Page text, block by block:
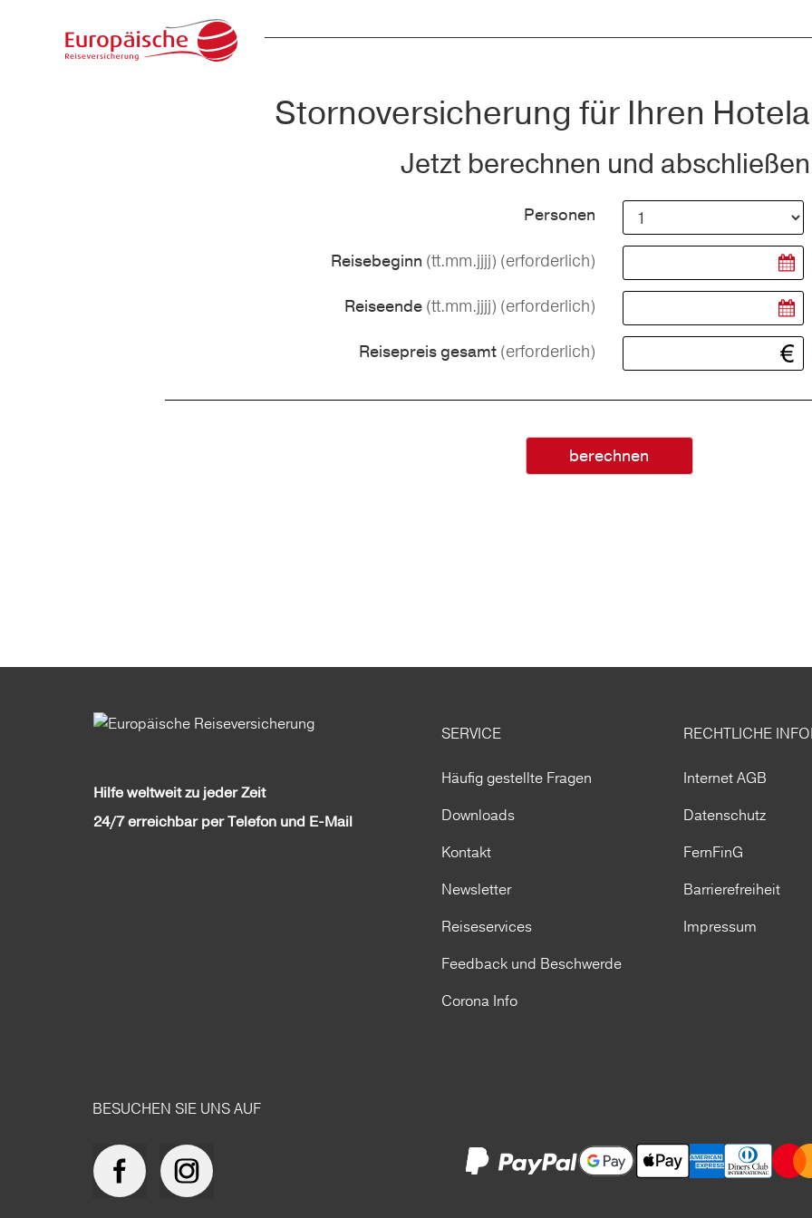
Stornoversicherung für Ihren
Jetzt berechnen und
Personen
Reisebeginn (tt.mm.jjjj) (erforderlich)
Reiseende (tt.mm.jjjj) (erforderlich)
Reisepreis gesamt (erforderlich)
berechnen
Hilfe weltweit zu jeder Zeit
24/7 erreichbar per Telefon und E-Mail
SERVICE
Häufig gestellte Fragen
Downloads
Kontakt
Newsletter
Reiseservices
Feedback und Beschwerde
Corona Info
RECHTLICHE
Internet AGB
Datenschutz
FernFinG
Barrierefreiheit
Impressum
BESUCHEN SIE UNS AUF